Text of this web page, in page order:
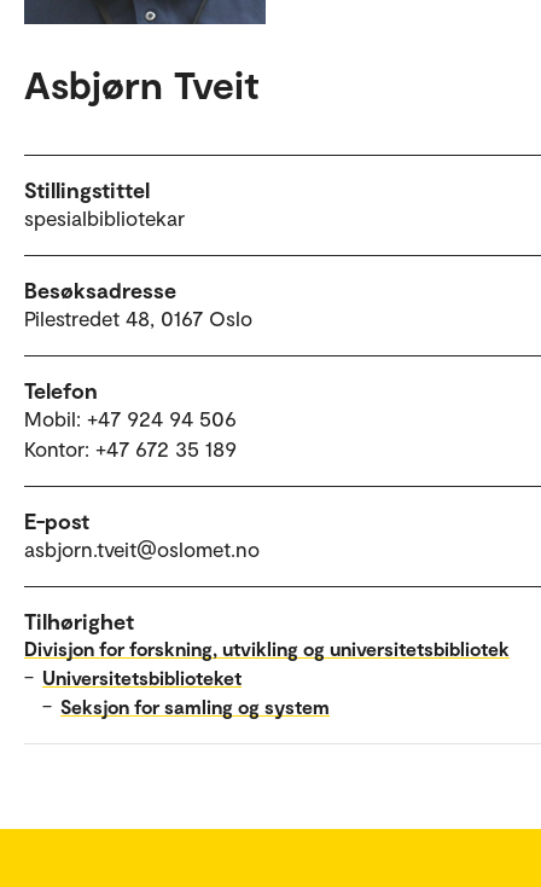
Asbjørn Tveit
Stillingstittel
spesialbibliotekar
Besøksadresse
Pilestredet 48, 0167 Oslo
Telefon
Mobil: +47 924 94 506
Kontor: +47 672 35 189
E-post
asbjorn.tveit@oslomet.no
Tilhørighet
Divisjon for forskning, utvikling og universitetsbibliotek
– Universitetsbiblioteket
– Seksjon for samling og system